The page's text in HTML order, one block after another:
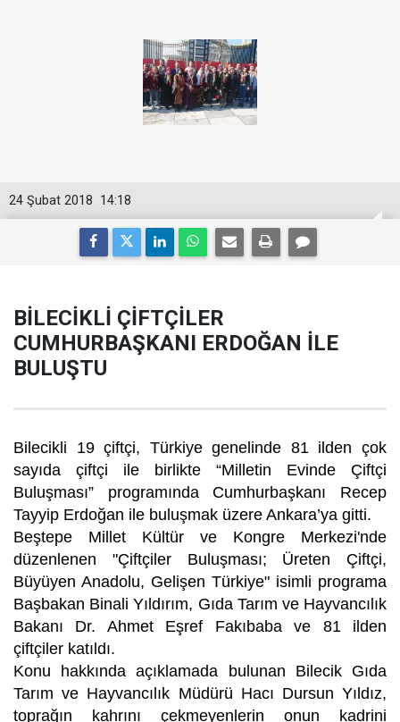
14:18
24 Şubat 2018
BİLECİKLİ ÇİFTÇİLER
CUMHURBAŞKANI ERDOĞAN İLE
BULUŞTU
Bilecikli 19 çiftçi, Türkiye genelinde 81 ilden çok
sayıda çiftçi ile birlikte “Milletin Evinde Çiftçi
Buluşması” programında Cumhurbaşkanı Recep
Tayyip Erdoğan ile buluşmak üzere Ankara’ya gitti.
Beştepe Millet Kültür ve Kongre Merkezi'nde
düzenlenen "Çiftçiler Buluşması; Üreten Çiftçi,
Büyüyen Anadolu, Gelişen Türkiye" isimli programa
Başbakan Binali Yıldırım, Gıda Tarım ve Hayvancılık
Bakanı Dr. Ahmet Eşref Fakıbaba ve 81 ilden
çiftçiler katıldı.
Konu hakkında açıklamada bulunan Bilecik Gıda
Tarım ve Hayvancılık Müdürü Hacı Dursun Yıldız,
toprağın kahrını çekmeyenlerin onun kadrini